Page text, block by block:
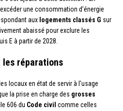
une consommation d’énergie
aux logements classés G sur
abaissé pour exclure les
E à partir de 2028.
les réparations
locaux en état de servir à l’usage
la prise en charge des grosses
606 du Code civil comme celles